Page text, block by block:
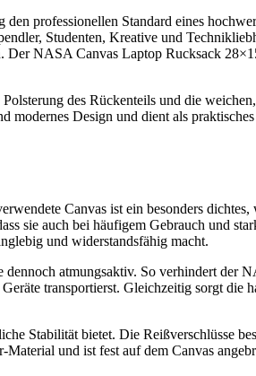
professionellen Standard eines
Studenten, Kreative und
Der NASA Canvas Laptop Rucksack
des Rückenteils und die
modernes Design und dient als
Canvas ist ein besonders dichtes,
sie auch bei häufigem Gebrauch und
und widerstandsfähig macht.
dennoch atmungsaktiv. So verhindert der
transportierst. Gleichzeitig sorgt die
Stabilität bietet. Die Reißverschlüsse
und ist fest auf dem Canvas